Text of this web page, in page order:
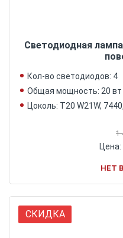
Светодиодная лампа
Кол-во светодиодов: 4
Общая мощность: 20 вт
Цоколь: Т20 W21W,
1
Цена:
НЕТ
СКИДКА